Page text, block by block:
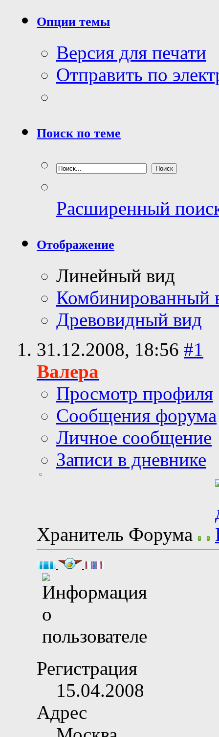
Опции темы
Версия для печати
Отправить по
Поиск по теме
Расширенный
Отображение
Линейный вид
Комбинированный
Древовидный вид
31.12.2008, 18:56 #1
Валера
Просмотр профиля
Сообщения форума
Личное сообщение
Записи в дневнике
Хранитель Форума
Регистрация
15.04.2008
Адрес